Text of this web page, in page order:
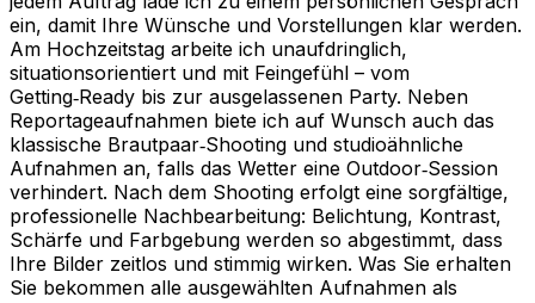
ein, damit Ihre Wünsche und Vorstellungen klar werden.
Am Hochzeitstag arbeite ich unaufdringlich,
situationsorientiert und mit Feingefühl – vom
Getting‑Ready bis zur ausgelassenen Party. Neben
Reportageaufnahmen biete ich auf Wunsch auch das
klassische Brautpaar‑Shooting und studioähnliche
Aufnahmen an, falls das Wetter eine Outdoor‑Session
verhindert. Nach dem Shooting erfolgt eine sorgfältige,
professionelle Nachbearbeitung: Belichtung, Kontrast,
Schärfe und Farbgebung werden so abgestimmt, dass
Ihre Bilder zeitlos und stimmig wirken. Was Sie erhalten
Sie bekommen alle ausgewählten Aufnahmen als